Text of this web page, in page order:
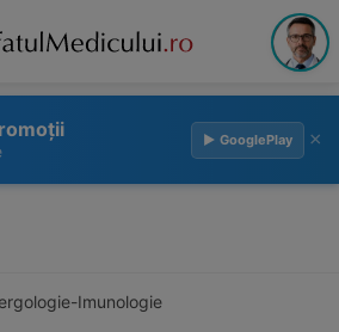
▶ GooglePlay ×
Imunologie